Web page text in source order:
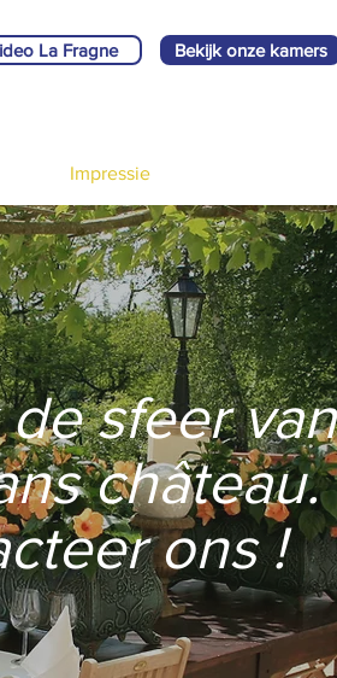
La Fragne Bekijk onze kamers
Impressie
sfeer van
château.
ons !